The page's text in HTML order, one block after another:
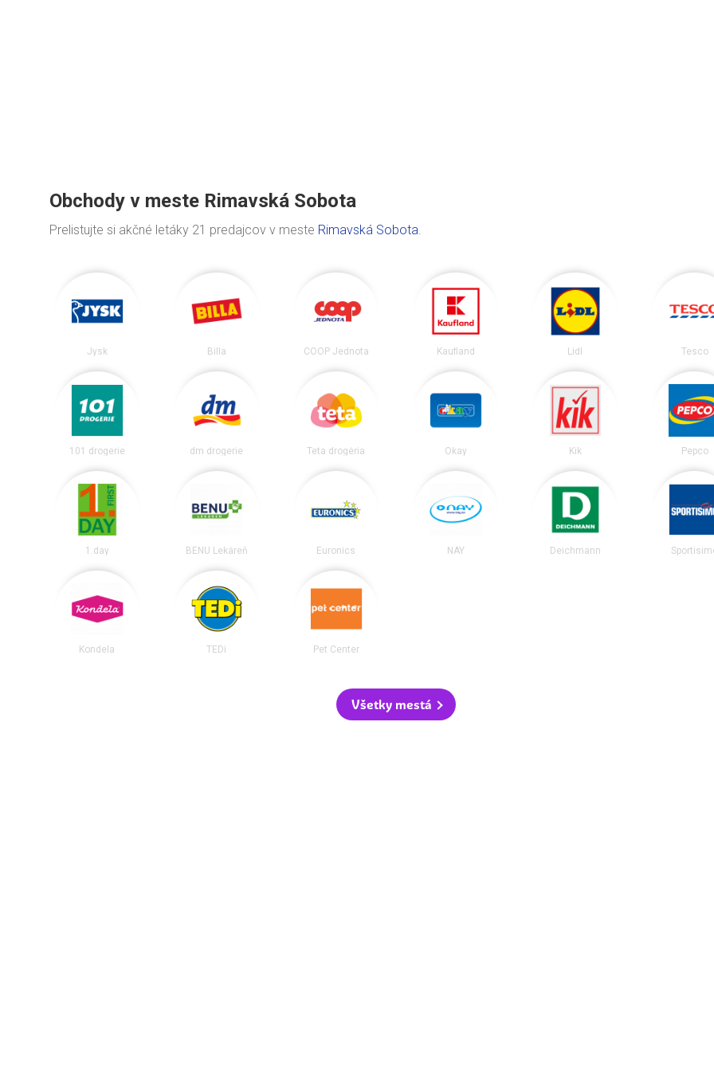
Obchody v meste Rimavská Sobota
Prelistujte si akčné letáky 21 predajcov v meste Rimavská Sobota.
Jysk Billa COOP Jednota Kaufland Lidl Tesco
101 drogerie dm drogerie Teta drogéria Okay Kik Pepco
1.day BENU Lekáreň Euronics NAY Deichmann
Kondela TEDi Pet Center
Všetky mestá